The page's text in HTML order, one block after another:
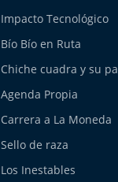
Impacto Tecnológico
Bío Bío en Ruta
Chiche cuadra y su
Agenda Propia
Carrera a La Moneda
Sello de raza
Los Inestables